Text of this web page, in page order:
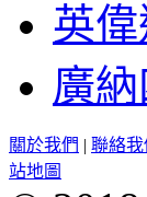
英偉
廣
關於我們 | 聯絡我
站地圖